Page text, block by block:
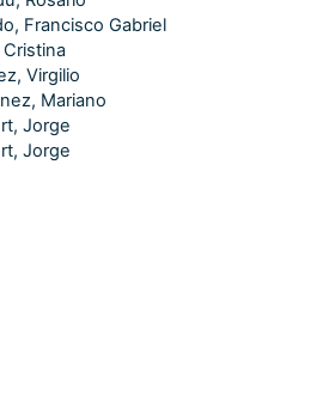
Francisco Gabriel
Cristina
Virgilio
Mariano
Jorge
Jorge